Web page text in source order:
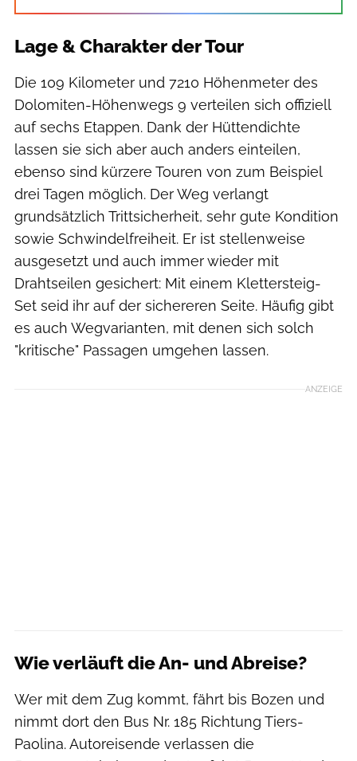
Lage & Charakter der Tour
Die 109 Kilometer und 7210 Höhenmeter des
Dolomiten-Höhenwegs 9 verteilen sich offiziell
auf sechs Etappen. Dank der Hüttendichte
lassen sie sich aber auch anders einteilen,
ebenso sind kürzere Touren von zum Beispiel
drei Tagen möglich. Der Weg verlangt
grundsätzlich Trittsicherheit, sehr gute Kondition
sowie Schwindelfreiheit. Er ist stellenweise
ausgesetzt und auch immer wieder mit
Drahtseilen gesichert: Mit einem Klettersteig-
Set seid ihr auf der sichereren Seite. Häufig gibt
es auch Wegvarianten, mit denen sich solch
"kritische" Passagen umgehen lassen.
ANZEIGE
Wie verläuft die An- und Abreise?
Wer mit dem Zug kommt, fährt bis Bozen und
nimmt dort den Bus Nr. 185 Richtung Tiers-
Paolina. Autoreisende verlassen die